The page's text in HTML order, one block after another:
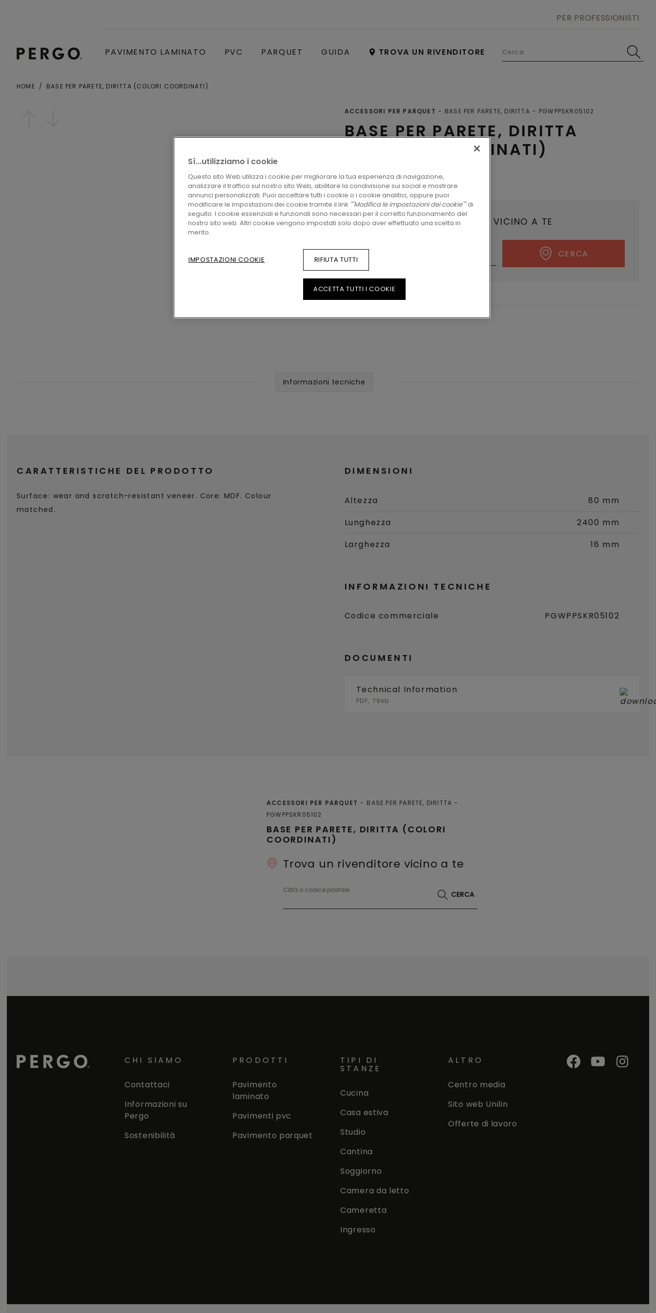
PAVIMENTO LAMINATO PVC PARQUET GUIDA TROVA UN RIVENDITORE
PER PROFESSIONISTI
HOME BASE PER PARETE, DIRITTA (COLORI COORDINATI)
BASE PER PARETE, DIRITTA
(COLORI COORDINATI)
ACCESSORI PER PARQUET BASE PER PARETE, DIRITTA PGWPPSKR05102
Zoccoli
TROVA UN RIVENDITORE VICINO A TE
CERCA
Informazioni tecniche
CARATTERISTICHE DEL PRODOTTO
Surface: wear and scratch-resistant veneer. Core: MDF. Colour
matched.
DIMENSIONI
Altezza
80 mm
Lunghezza
2400 mm
Larghezza
16 mm
INFORMAZIONI TECNICHE
Codice commerciale PGWPPSKR05102
DOCUMENTI
Technical Information
PDF, 79kb
BASE PER PARETE, DIRITTA (COLORI
COORDINATI)
ACCESSORI PER PARQUET
BASE PER PARETE, DIRITTA
PGWPPSKR05102
Trova un rivenditore vicino a te
Città o codice postale
CERCA
CHI SIAMO
Contattaci
Informazioni su
Pergo
Sostenibilità
PRODOTTI
Pavimento
laminato
Pavimenti pvc
Pavimento parquet
TIPI DI
STANZE
Cucina
Casa estiva
Studio
Cantina
Soggiorno
Camera da letto
Cameretta
Ingresso
ALTRO
Centro media
Sito web Unilin
Offerte di lavoro
Sì...utilizziamo i cookie
Questo sito Web utilizza i cookie per migliorare la tua esperienza di navigazione,
analizzare il traffico sul nostro sito Web, abilitare la condivisione sui social e mostrare
annunci personalizzati. Puoi accettare tutti i cookie o i cookie analitici, oppure puoi
modificare le impostazioni dei cookie tramite il link ""Modifica le impostazioni dei cookie""di
seguito. I cookie essenziali e funzionali sono necessari per il corretto funzionamento del
nostro sito web. Altri cookie vengono impostati solo dopo aver effettuato una scelta in
merito.
IMPOSTAZIONI COOKIE RIFIUTA TUTTI
ACCETTA TUTTI I COOKIE